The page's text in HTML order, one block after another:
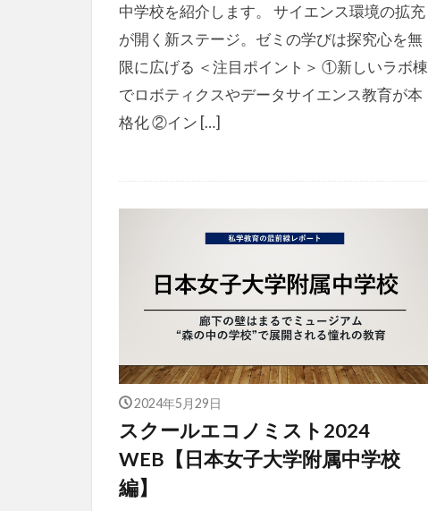
中学校を紹介します。 サイエンス環境の拡充
が開く新ステージ。ゼミの学びは探究心を無
限に広げる ＜注目ポイント＞ ①新しいラボ棟
でロボティクスやデータサイエンス教育が本
格化 ②イン […]
2024年5月29日
スクールエコノミスト2024
WEB【日本女子大学附属中学校
編】